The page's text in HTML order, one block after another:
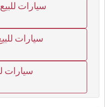
سيارات
سيارات للبيع 2010 في
سيارات